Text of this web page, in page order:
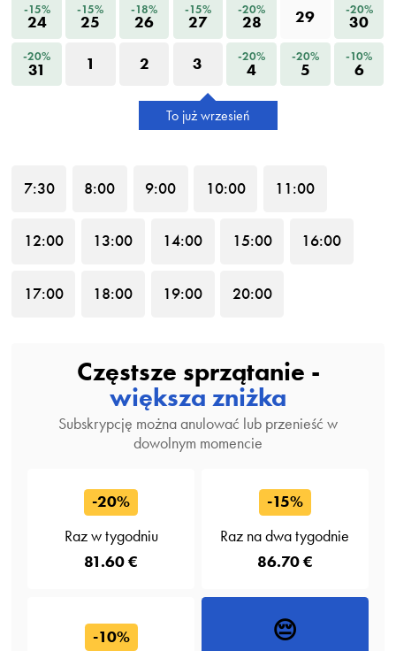
-15%
24
-15%
25
-18%
26
-15%
27
-20%
28 29 -20%
30
-20%
31 1 2 3 -20%
4
-20%
5
-10%
6
To już wrzesień
7:30 8:00 9:00 10:00 11:00
12:00 13:00 14:00 15:00 16:00
17:00 18:00 19:00 20:00
Częstsze sprzątanie -
większa zniżka
Subskrypcję można anulować lub przenieść w
dowolnym momencie
-20%
Raz w tygodniu
81.60 €
-15%
Raz na dwa tygodnie
86.70 €
-10% 😔